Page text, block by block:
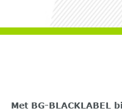
Met BG-